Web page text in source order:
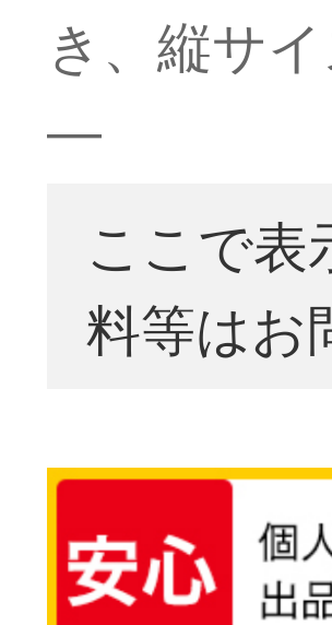
き、縦サ
―
ここで表
料等はお